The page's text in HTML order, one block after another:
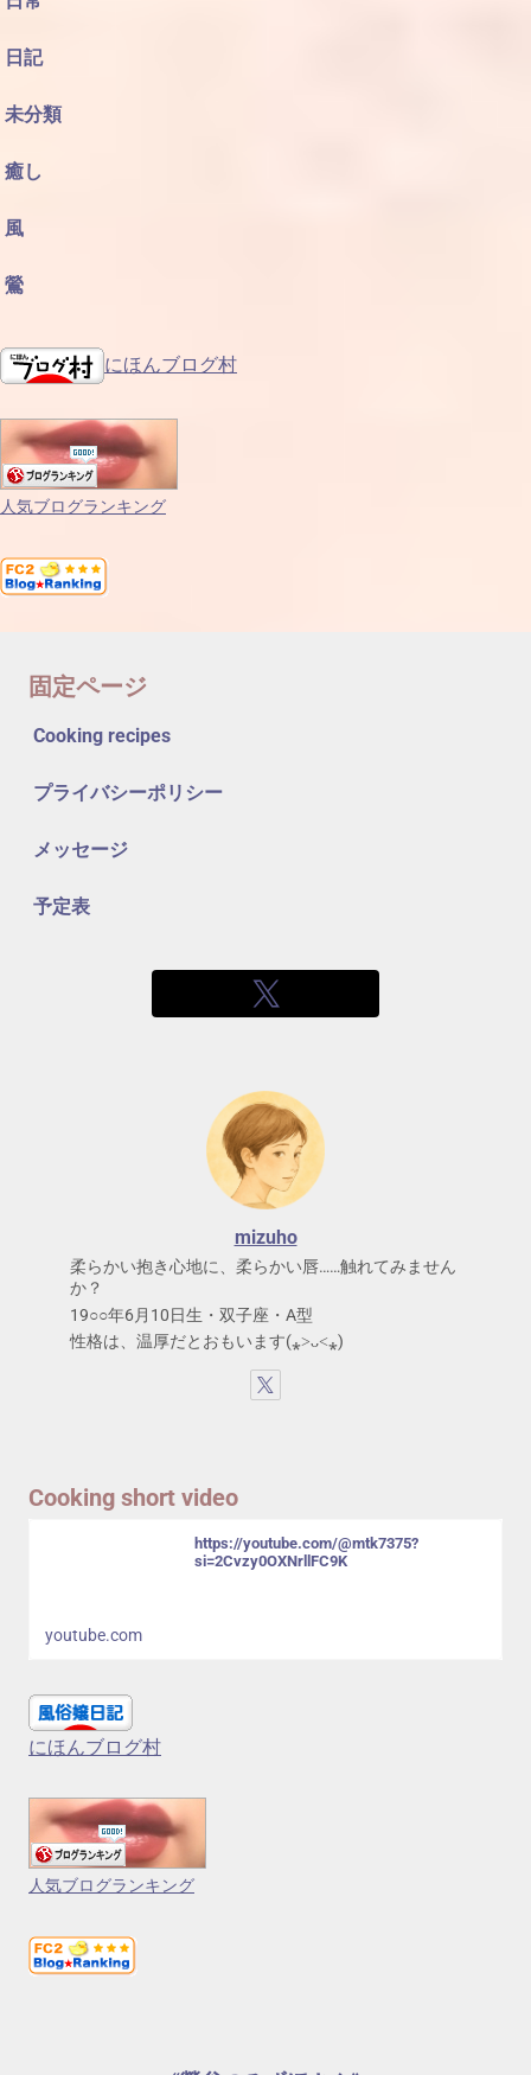
日記
未分類
癒し
風
鶯
にほんブログ村
人気ブログランキング
固定ページ
Cooking recipes
プライバシーポリシー
メッセージ
予定表
mizuho
柔らかい抱き心地に、柔らかい唇……触れてみません
か？
19○○年6月10日生・双子座・A型
性格は、温厚だとおもいます(⁎˃ᴗ˂⁎)
Cooking short video
https://youtube.com/@mtk7375?
si=2Cvzy0OXNrllFC9K
youtube.com
にほんブログ村
人気ブログランキング